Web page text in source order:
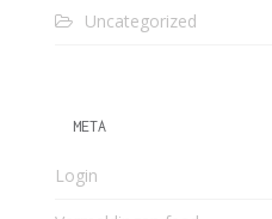
Uncategorized
META
Login